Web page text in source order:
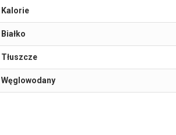
Kalorie
Białko
Tłuszcze
Węglowodany